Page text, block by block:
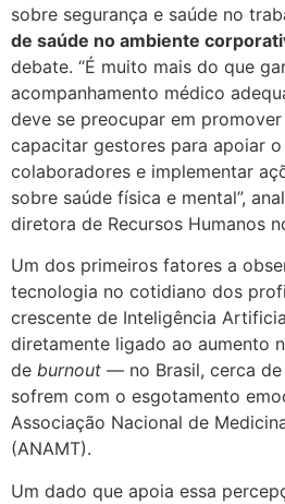
sobre segurança e saúde no
de saúde no ambiente
debate. “É muito mais do que
acompanhamento médico
deve se preocupar em
capacitar gestores para apoiar
colaboradores e implementar
sobre saúde física e mental”,
diretora de Recursos Humanos
Um dos primeiros fatores a
tecnologia no cotidiano dos
crescente de Inteligência
diretamente ligado ao aumento
de burnout — no Brasil, cerca
sofrem com o esgotamento
Associação Nacional de
(ANAMT).
Um dado que apoia essa